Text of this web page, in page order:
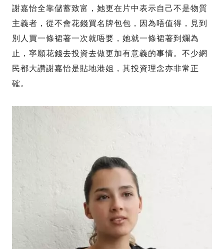
謝嘉怡全靠儲蓄致富，她更在片中表示自己不是物質
主義者，從不會花錢買名牌包包，因為唔值得，見到
別人買一條裙著一次就唔要，她就一條裙著到爛為
止，寧願花錢去投資去做更加有意義的事情。不少網
民都大讚謝嘉怡是貼地港姐，其投資理念亦非常正
確。